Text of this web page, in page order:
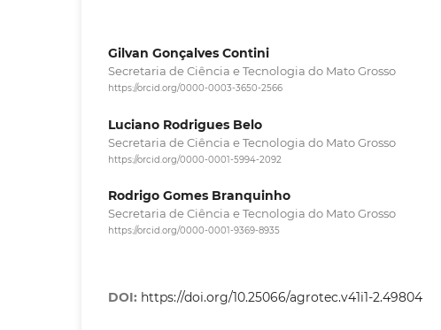
Gilvan Gonçalves Contini
Secretaria de Ciência e Tecnologia do Mato Grosso
https://orcid.org/0000-0003-3650-2566
Luciano Rodrigues Belo
Secretaria de Ciência e Tecnologia do Mato Grosso
https://orcid.org/0000-0001-5994-2092
Rodrigo Gomes Branquinho
Secretaria de Ciência e Tecnologia do Mato Grosso
https://orcid.org/0000-0001-9369-8935
DOI: https://doi.org/10.25066/agrotec.v41i1-2.49804